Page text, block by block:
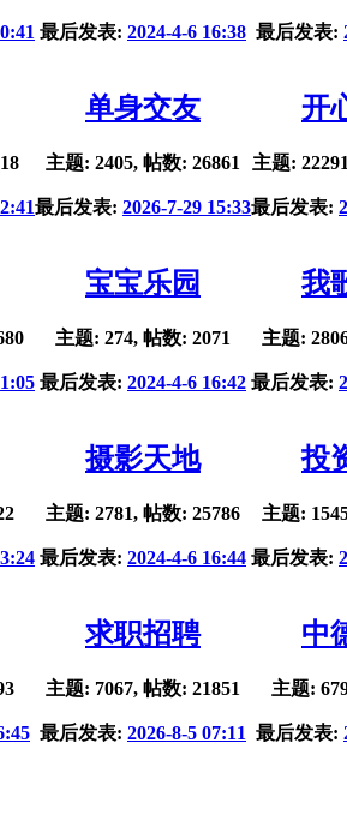
最后发表: 2024-4-6 16:38 最后发表:
单身交友
主题: 2405, 帖数: 26861
最后发表: 2026-7-29 15:33
开
主题:
最后发表:
宝宝乐园
主题: 274, 帖数: 2071
最后发表: 2024-4-6 16:42
我
主题:
最后发表:
摄影天地
主题: 2781, 帖数: 25786
最后发表: 2024-4-6 16:44
投
主题:
最后发表:
求职招聘
主题: 7067, 帖数: 21851
最后发表: 2026-8-5 07:11
中
主题:
最后发表: